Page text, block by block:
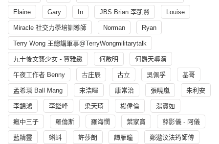
Elaine Gary In JBS Brian 李凱賢 Louise
Miracle 社交力學培訓導師 Norman Ryan
Terry Wong 王總講軍事@TerryWongmilitarytalk
九十後文藝少女 - 賈雅緻 何啟明 何爵天導演
午夜工作者 Benny 古庄辰 古立 吳佩孚 基哥
孟希璘 Ball Mang 宋浩暉 康常治 張曉嵐 朱利安
李錦鴻 李鑑峰 梁天琦 楊偉倫 湯寳如
瘋中三子 羅倫斯 羅海憫 葉家寶 薛影儀 - 阿儀
藍精靈 蝌蚪 許莎朗 譚雁瞳 鄭遨汶法筠師傅